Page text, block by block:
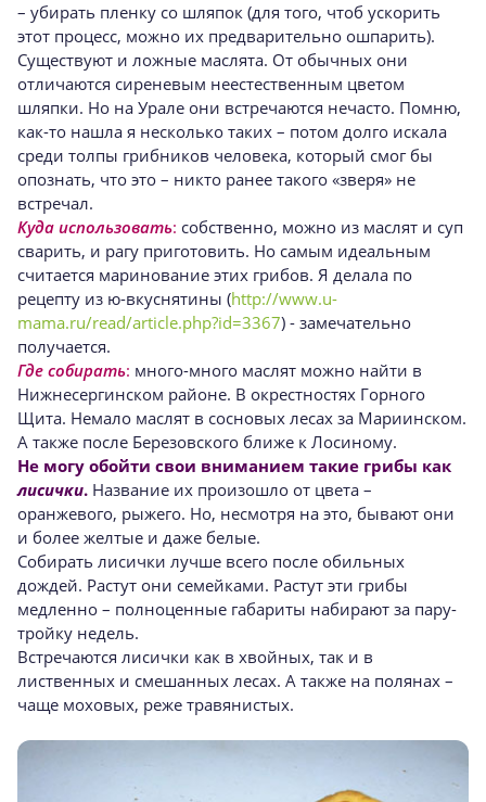
– убирать пленку со шляпок (для того, чтоб ускорить
этот процесс, можно их предварительно ошпарить).
Существуют и ложные маслята. От обычных они
отличаются сиреневым неестественным цветом
шляпки. Но на Урале они встречаются нечасто. Помню,
как-то нашла я несколько таких – потом долго искала
среди толпы грибников человека, который смог бы
опознать, что это – никто ранее такого «зверя» не
встречал.
Куда использовать: собственно, можно из маслят и суп
сварить, и рагу приготовить. Но самым идеальным
считается маринование этих грибов. Я делала по
рецепту из ю-вкуснятины (http://www.u-
mama.ru/read/article.php?id=3367) - замечательно
получается.
Где собирать: много-много маслят можно найти в
Нижнесергинском районе. В окрестностях Горного
Щита. Немало маслят в сосновых лесах за Мариинском.
А также после Березовского ближе к Лосиному.
Не могу обойти свои вниманием такие грибы как
лисички. Название их произошло от цвета –
оранжевого, рыжего. Но, несмотря на это, бывают они
и более желтые и даже белые.
Собирать лисички лучше всего после обильных
дождей. Растут они семейками. Растут эти грибы
медленно – полноценные габариты набирают за пару-
тройку недель.
Встречаются лисички как в хвойных, так и в
лиственных и смешанных лесах. А также на полянах –
чаще моховых, реже травянистых.